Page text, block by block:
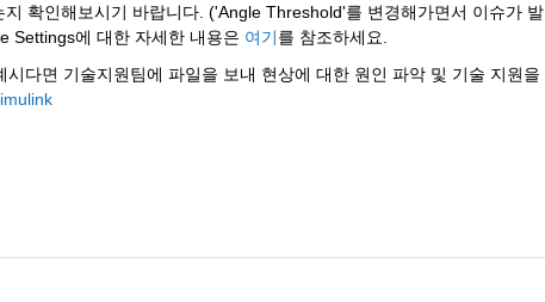
확인해보시기 바랍니다. ('Angle Threshold'를 변경해가면서 이슈가 발
Settings에 대한 자세한 내용은 여기를 참조하세요.
다면 기술지원팀에 파일을 보내 현상에 대한 원인 파악 및 기술 지원을